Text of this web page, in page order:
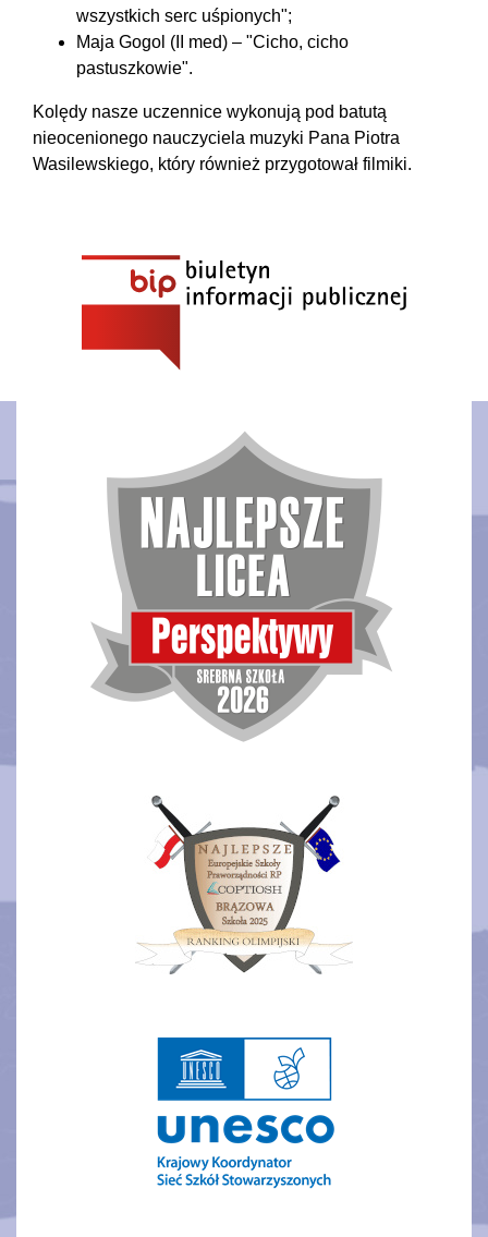
wszystkich serc uśpionych";
Maja Gogol (II med) – "Cicho, cicho
pastuszkowie".
Kolędy nasze uczennice wykonują pod batutą
nieocenionego nauczyciela muzyki Pana Piotra
Wasilewskiego, który również przygotował filmiki.